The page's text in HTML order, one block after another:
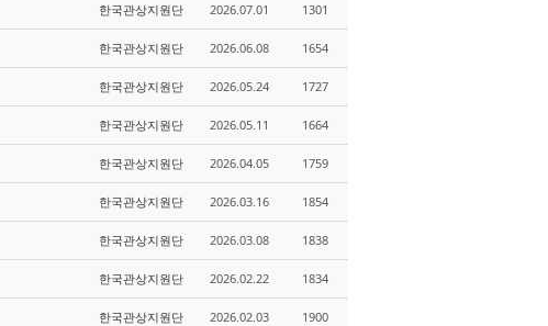
한국관상지원단 2026.07.01 1301
한국관상지원단 2026.06.08 1654
한국관상지원단 2026.05.24 1727
한국관상지원단 2026.05.11 1664
한국관상지원단 2026.04.05 1759
한국관상지원단 2026.03.16 1854
한국관상지원단 2026.03.08 1838
한국관상지원단 2026.02.22 1834
한국관상지원단 2026.02.03 1900